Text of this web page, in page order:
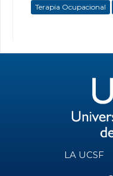
Terapia Ocupacional
LA UCSF